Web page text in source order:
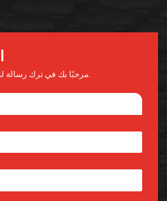
مرحبًا بك في ترك رسالة لنا، وسنقوم بالرد عليك فور استلامها.